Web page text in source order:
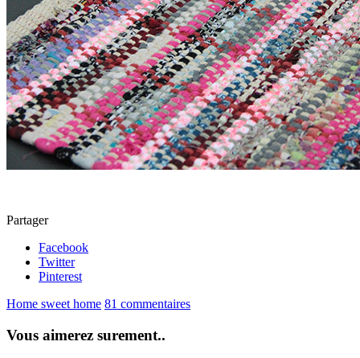
Partager
Facebook
Twitter
Pinterest
Home sweet home 81 commentaires
Vous aimerez surement..